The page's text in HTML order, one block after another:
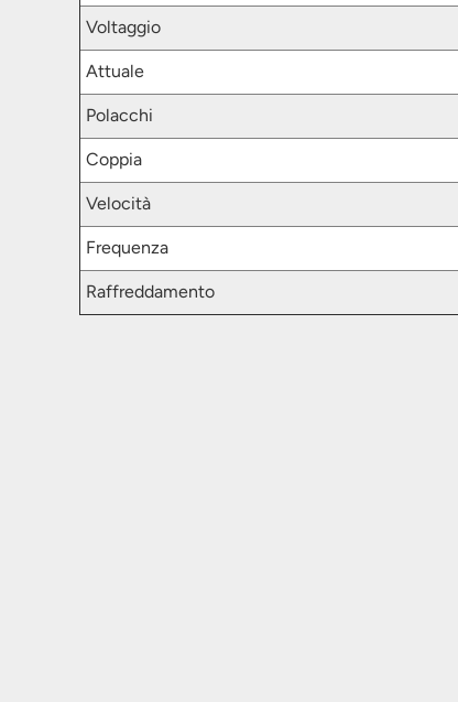
Voltaggio
Attuale
Polacchi
Coppia
Velocità
Frequenza
Raffreddamento